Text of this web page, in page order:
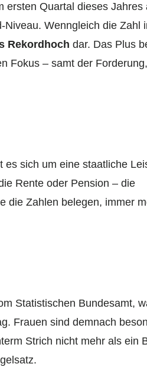
ersten Quartal dieses Jahres
Wenngleich die Zahl
Rekordhoch dar. Das Plus
Fokus – samt der
sich um eine staatliche
Rente oder Pension – die
die Zahlen belegen, immer
Statistischen Bundesamt,
Frauen sind demnach
Strich nicht mehr als ein